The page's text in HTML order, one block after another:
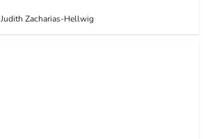
Judith Zacharias-Hellwig